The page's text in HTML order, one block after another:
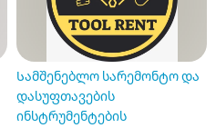
Სამშენებლო სარემონტო და
დასუფთავების
ინსტრუმენტების